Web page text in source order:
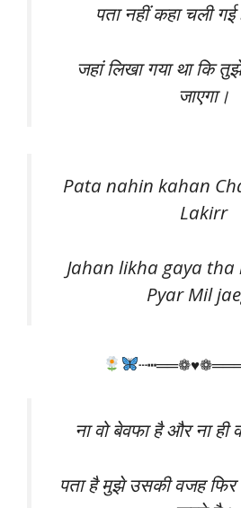
पता नहीं कहा चली गई
जहां लिखा गया था कि तुझे
जाएगा।
Pata nahin kahan
Lakirr
Jahan likha gaya tha
Pyar Mil
ना वो बेवफा है और ना ही
पता है मुझे उसकी वजह फिर